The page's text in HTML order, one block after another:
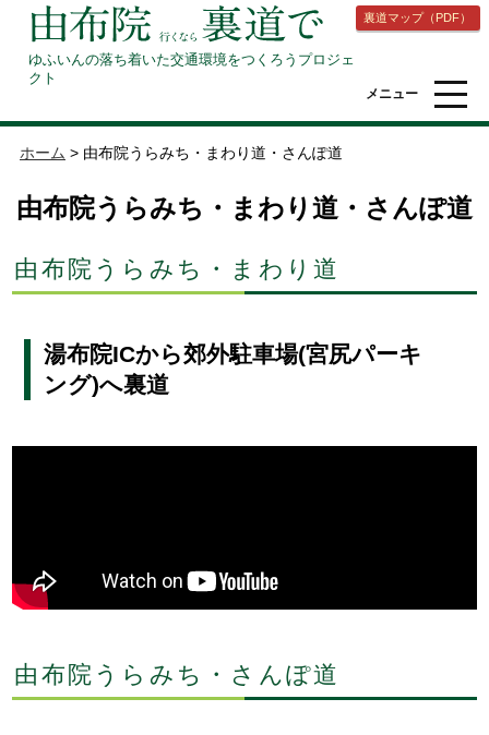
ゆふいんの落ち着いた交通環境をつくろうプロジェ
クト
裏道マップ（PDF）
メニュー
ホーム > 由布院うらみち・まわり道・さんぽ道
由布院うらみち・まわり道・さんぽ道
由布院うらみち・まわり道
湯布院ICから郊外駐車場(宮尻パーキ
ング)へ裏道
由布院うらみち・さんぽ道